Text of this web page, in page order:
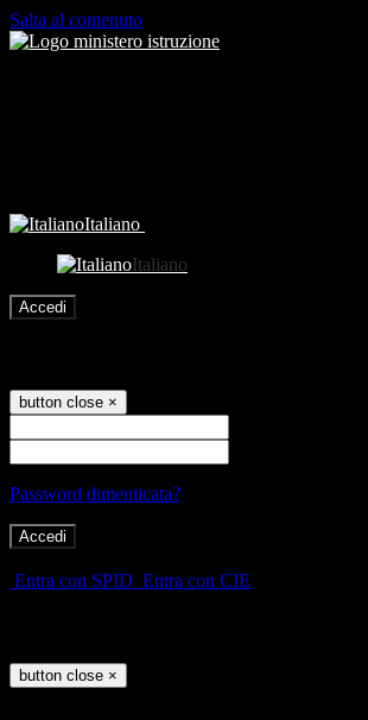
Salta al contenuto
Italiano
Italiano
Accedi
button close ×
Password dimenticata?
Entra con SPID Entra con CIE
button close ×